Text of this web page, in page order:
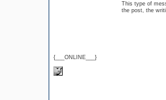
{___ONLINE___}
This type of
the post, the